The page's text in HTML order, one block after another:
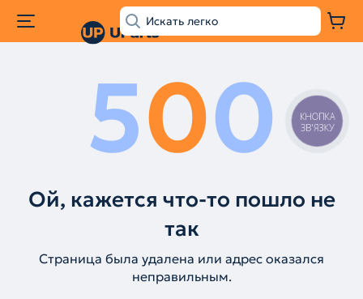
500
Ой, кажется что-то пошло не
так
Страница была удалена или адрес оказался
неправильным.
КНОПКА
ЗВ'ЯЗКУ